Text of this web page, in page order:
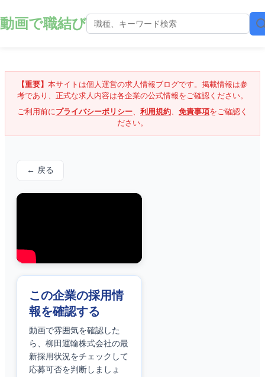
動画で職結び
【重要】 本サイトは個人運営の求人情報ブログです。掲載情報は参
考であり、正式な求人内容は各企業の公式情報をご確認ください。
ご利用前にプライバシーポリシー、 利用規約、 免責事項をご確認く
ださい。
← 戻る
この企業の採用情
報を確認する
動画で雰囲気を確認した
ら、 柳田運輸株式会社の最
新採用状況をチェックして
応募可否を判断しましょ